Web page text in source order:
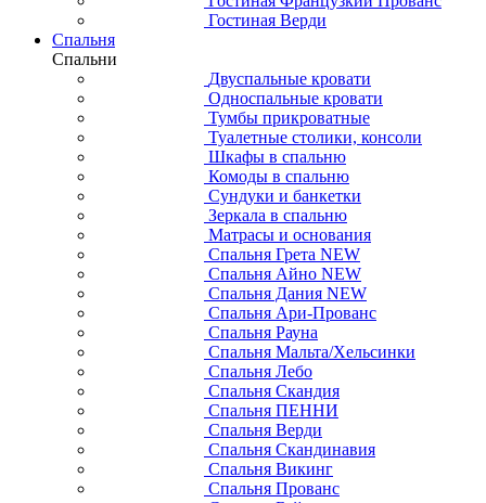
Гостиная Верди
Спальня
Спальни
Двуспальные кровати
Односпальные кровати
Тумбы прикроватные
Туалетные столики, консоли
Шкафы в спальню
Комоды в спальню
Сундуки и банкетки
Зеркала в спальню
Матрасы и основания
Спальня Грета NEW
Спальня Айно NEW
Спальня Дания NEW
Спальня Ари-Прованс
Спальня Рауна
Спальня Мальта/Хельсинки
Спальня Лебо
Спальня Скандия
Спальня ПЕННИ
Спальня Верди
Спальня Скандинавия
Спальня Викинг
Спальня Прованс